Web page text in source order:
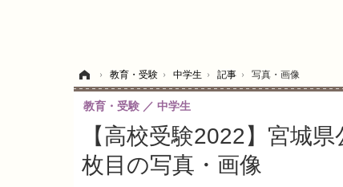
› 教育・受験 › 中学生 › 記事 › 写真・画像
【高校受験2022】宮城
枚目の写真・画像
教育・受験 中学生